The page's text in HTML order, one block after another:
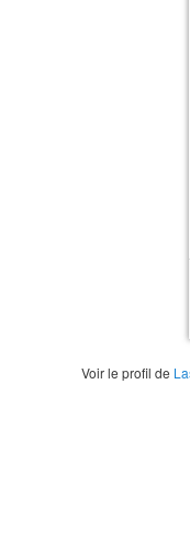
Voir le profil de